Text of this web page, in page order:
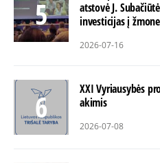
atstovė J.
investicijas į
2026-07-16
XXI Vyriausybės
akimis
2026-07-08